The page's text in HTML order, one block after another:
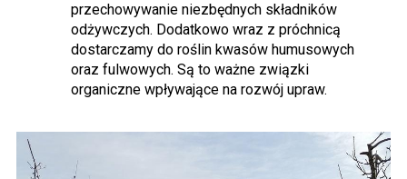
przechowywanie niezbędnych składników
odżywczych. Dodatkowo wraz z próchnicą
dostarczamy do roślin kwasów humusowych
oraz fulwowych. Są to ważne związki
organiczne wpływające na rozwój upraw.